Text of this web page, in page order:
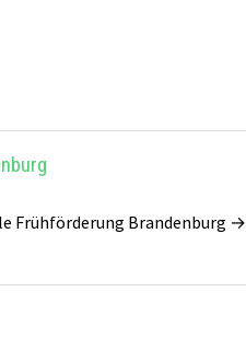
Frühförderung Brandenburg →